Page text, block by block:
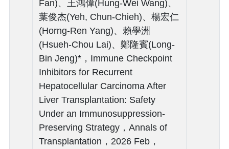
Fan)、王鴻偉(Hung-Wei Wang)、
葉俊杰(Yeh, Chun-Chieh)、楊宏仁
(Horng-Ren Yang)、賴學洲
(Hsueh-Chou Lai)、鄭隆賓(Long-
Bin Jeng)*，Immune Checkpoint
Inhibitors for Recurrent
Hepatocellular Carcinoma After
Liver Transplantation: Safety
Under an Immunosuppression-
Preserving Strategy，Annals of
Transplantation，2026 Feb，